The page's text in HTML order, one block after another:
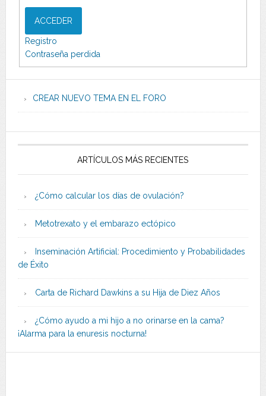
ACCEDER
Registro
Contraseña perdida
CREAR NUEVO TEMA EN EL FORO
ARTÍCULOS MÁS RECIENTES
¿Cómo calcular los días de ovulación?
Metotrexato y el embarazo ectópico
Inseminación Artificial: Procedimiento y Probabilidades
de Éxito
Carta de Richard Dawkins a su Hija de Diez Años
¿Cómo ayudo a mi hijo a no orinarse en la cama?
¡Alarma para la enuresis nocturna!